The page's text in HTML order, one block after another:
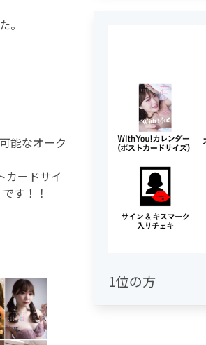
。
能なオーク
カードサイ
す！！
1位の方